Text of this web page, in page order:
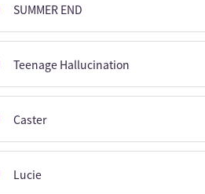
SUMMER END
Teenage Hallucination
Caster
Lucie